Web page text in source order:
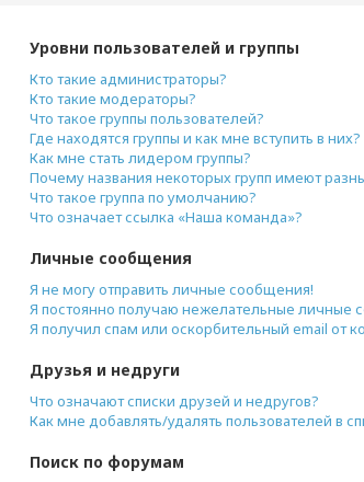
Уровни пользователей и группы
Кто такие администраторы?
Кто такие модераторы?
Что такое группы пользователей?
Где находятся группы и как мне вступить в них?
Как мне стать лидером группы?
Почему названия некоторых групп имеют
Что такое группа по умолчанию?
Что означает ссылка «Наша команда»?
Личные сообщения
Я не могу отправить личные сообщения!
Я постоянно получаю нежелательные личные
Я получил спам или оскорбительный email от
Друзья и недруги
Что означают списки друзей и недругов?
Как мне добавлять/удалять пользователей в
Поиск по форумам